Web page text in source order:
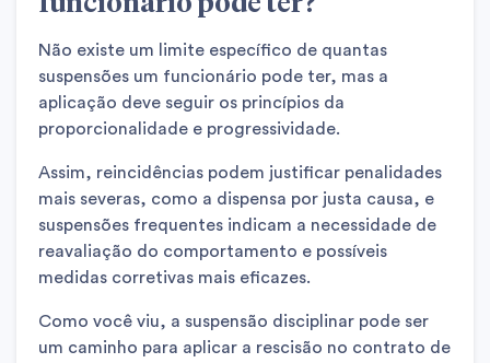
Não existe um limite específico de quantas
suspensões um funcionário pode ter, mas a
aplicação deve seguir os princípios da
proporcionalidade e progressividade.
Assim, reincidências podem justificar penalidades
mais severas, como a dispensa por justa causa, e
suspensões frequentes indicam a necessidade de
reavaliação do comportamento e possíveis
medidas corretivas mais eficazes.
Como você viu, a suspensão disciplinar pode ser
um caminho para aplicar a rescisão no contrato de